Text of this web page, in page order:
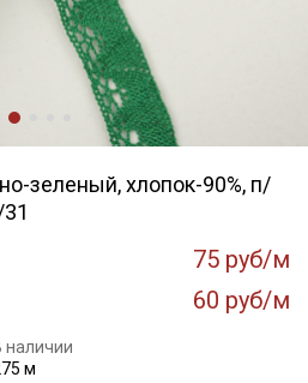
зеленый, хлопок-90%, п/
75 руб/м
60 руб/м
наличии
м